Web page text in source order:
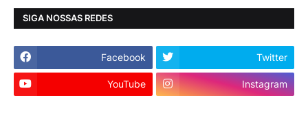
SIGA NOSSAS REDES
Facebook Twitter
YouTube Instagram